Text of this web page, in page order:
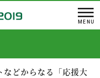
などからなる「応援大